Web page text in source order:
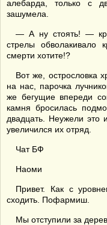
алебарда, только с
зашумела.
— А ну стоять! —
стрелы
смерти хотите!?
Вот же, острословка
на нас, парочка
же бегущие впереди
камня бросилась
двадцать. Неужели это
увеличился их отряд.
Чат БФ
Наоми
Привет. Как с
сходить. Пофармиш.
Мы отступили за